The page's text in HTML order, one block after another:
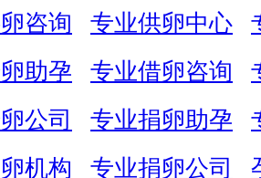
咨询
专业供卵中心
助孕
专业借卵咨询
公司
专业捐卵助孕
机构
专业捐卵公司